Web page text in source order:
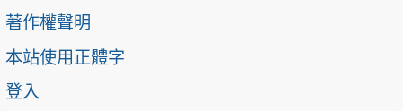
著作權聲明
本站使用正體字
登入